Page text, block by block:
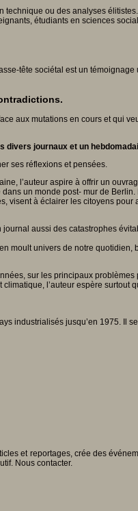
ou des analyses
étudiants en sciences
tête sociétal est un
aux mutations en cours et qui
divers journaux et un
ses réflexions et pensées.
l’auteur aspire à offrir un
un monde post- mur de Berlin.
visent à éclairer les citoyens
aussi des catastrophes
moult univers de notre
sur les principaux problèmes
l’auteur espère surtout
industrialisés jusqu’en 1975. Il
et reportages, crée des
Nous contacter.